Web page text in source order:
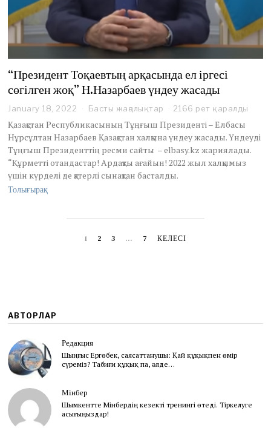
“Президент Тоқаевтың арқасында ел іргесі
сөгілген жоқ” Н.Назарбаев үндеу жасады
January 18, 2022
n
u
a
r
y
2
Басты жаңалықтар 2166 рет қаралды
Қазақстан Республикасының Тұңғыш Президенті – Елбасы
Нұрсұлтан Назарбаев Қазақстан халқына үндеу жасады. Үндеуді
Тұңғыш Президенттің ресми сайты – elbasy.kz жариялады.
“Құрметті отандастар! Ардақты ағайын! 2022 жыл халқымыз
үшін күрделі де қатерлі сынақтан басталды.
Толығырақ
1 2 3 … 7 КЕЛЕСІ
АВТОРЛАР
Редакция
Шыңғыс Ергөбек, cаясаттанушы: Қай құқықпен өмір
сүреміз? Табиғи құқық па, әлде…
Мінбер
Шымкентте Мінбердің кезекті тренингі өтеді. Тіркелуге
асығыңыздар!